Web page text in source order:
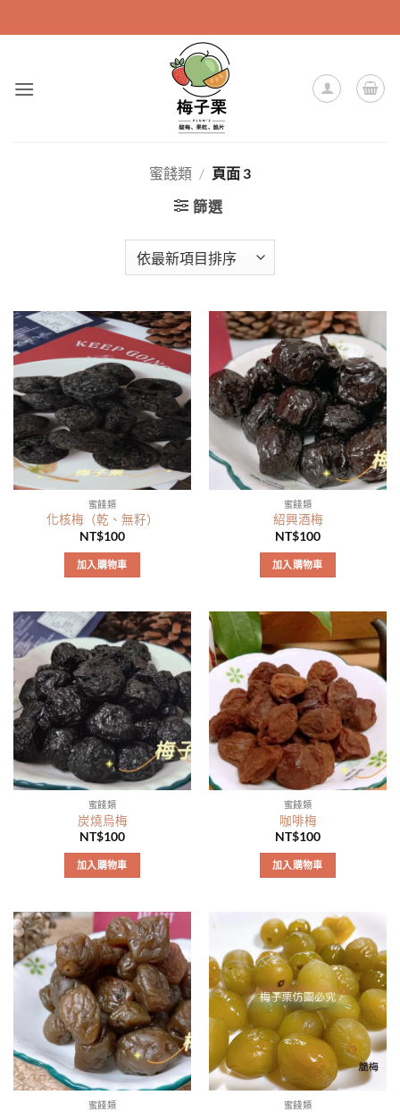
to
蜜餞類 / 頁面 3
篩選
蜜餞類
化核梅（乾、無籽）
NT$100
加入購物車
蜜餞類
紹興酒梅
NT$100
加入購物車
蜜餞類
炭燒烏梅
NT$100
加入購物車
蜜餞類
咖啡梅
NT$100
加入購物車
蜜餞類 蜜餞類